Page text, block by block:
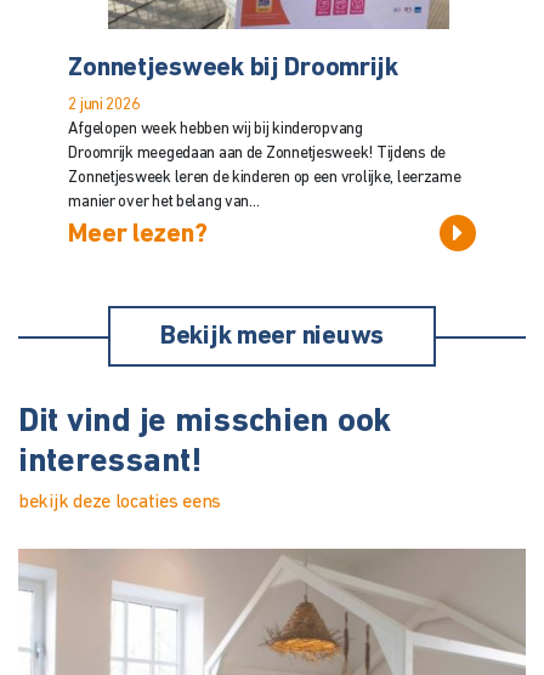
Zonnetjesweek bij Droomrijk
2 juni 2026
Afgelopen week hebben wij bij kinderopvang
Droomrijk meegedaan aan de Zonnetjesweek! Tijdens de
Zonnetjesweek leren de kinderen op een vrolijke, leerzame
manier over het belang van...
Meer lezen?
Bekijk meer nieuws
Dit vind je misschien ook
interessant!
bekijk deze locaties eens